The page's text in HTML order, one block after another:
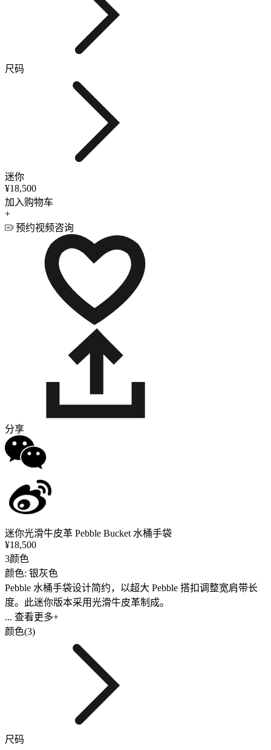
尺码
迷你
¥18,500
加入购物车
+
预约视频咨询
分享
迷你光滑牛皮革 Pebble Bucket 水桶手袋
¥18,500
3颜色
颜色: 银灰色
Pebble 水桶手袋设计简约，以超大 Pebble 搭扣调整宽肩带长
度。此迷你版本采用光滑牛皮革制成。
... 查看更多+
颜色(3)
尺码